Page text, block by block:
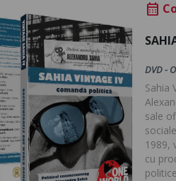
calendar_month
DVD -
Sahia
sale
1989,
cu